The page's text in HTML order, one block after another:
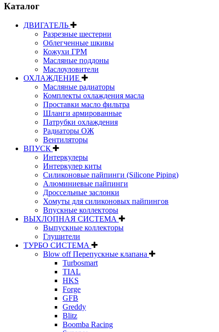
Каталог
ДВИГАТЕЛЬ
Разрезные шестерни
Облегченные шкивы
Кожухи ГРМ
Масляные поддоны
Маслоуловители
ОХЛАЖДЕНИЕ
Масляные радиаторы
Комплекты охлаждения масла
Проставки масло фильтра
Шланги армированные
Патрубки охлаждения
Радиаторы ОЖ
Вентиляторы
ВПУСК
Интеркулеры
Интеркулер киты
Силиконовые пайпинги (Silicone Piping)
Алюминиевые пайпинги
Дроссельные заслонки
Хомуты для силиконовых пайпингов
Впускные коллекторы
ВЫХЛОПНАЯ СИСТЕМА
Выпускные коллекторы
Глушители
ТУРБО СИСТЕМА
Blow off Перепускные клапана
Turbosmart
TIAL
HKS
Forge
GFB
Greddy
Blitz
Boomba Racing